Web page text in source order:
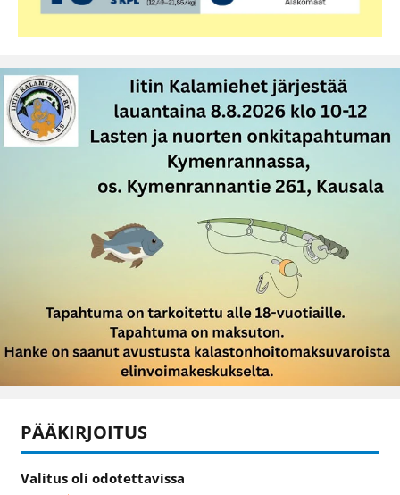
PÄÄKIRJOITUS
Valitus oli odotettavissa